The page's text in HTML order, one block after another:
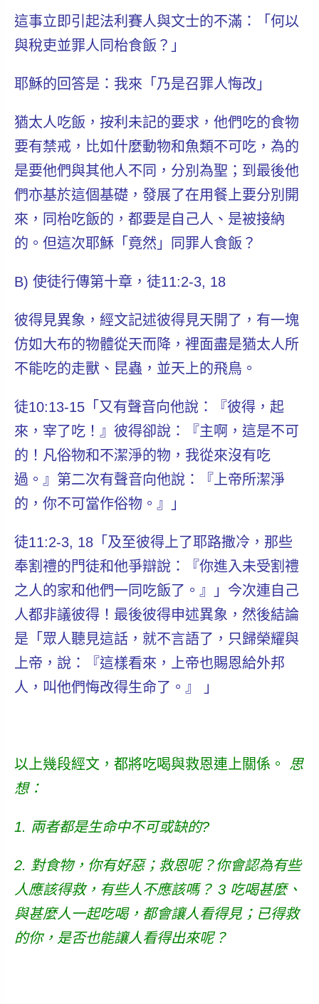
這事立即引起法利賽人與文士的不滿：「何以
與稅吏並罪人同枱食飯？」
耶穌的回答是：我來「 乃是召罪人悔改 」
猶太人吃飯，按利未記的要求，他們吃的食物
要有禁戒，比如什麼動物和魚類不可吃，為的
是要他們與其他人不同，分別為聖；到最後他
們亦基於這個基礎，發展了在用餐上要分別開
來，同枱吃飯的，都要是自己人、是被接納
的。但這次耶穌「竟然」同罪人食飯？
B) 使徒行傳第十章，徒11:2-3, 18
彼得見異象，經文記述彼得見天開了，有一塊
仿如大布的物體從天而降，裡面盡是猶太人所
不能吃的走獸、昆蟲，並天上的飛鳥。
徒10:13-15「又有聲音向他說：『彼得，起
來，宰了吃！』彼得卻說：『主啊，這是不可
的！凡俗物和不潔淨的物，我從來沒有吃
過。』第二次有聲音向他說：
『上帝所潔淨
的，你不可當作俗物。』
」
徒11:2-3, 18「及至彼得上了耶路撒冷，那些
奉割禮的門徒和他爭辯說：『你進入未受割禮
之人的家和他們一同吃飯了。』」今次連自己
人都非議彼得！最後彼得申述異象，然後結論
是「眾人聽見這話，就不言語了，只歸榮耀與
上帝，說：『這樣看來，上帝也賜恩給外邦
人，叫他們悔改得生命了。』 」
以上幾段經文，都將吃喝與救恩連上關係。 思
想：
1. 兩者都是生命中不可或缺的?
2. 對食物，你有好惡；救恩呢？你會認為有些
人應該得救，有些人不應該嗎？ 3 吃喝甚麼、
與甚麼人一起吃喝，都會讓人看得見；已得救
的你，是否也能讓人看得出來呢？